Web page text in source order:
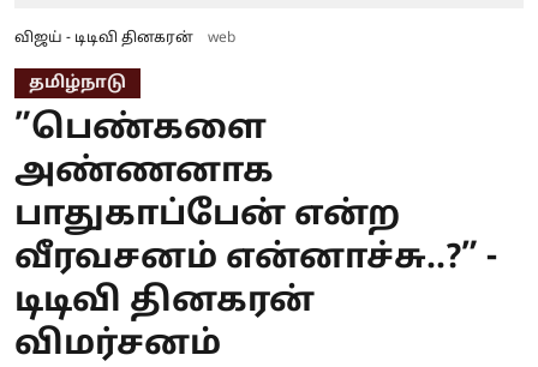
விஜய் - டிடிவி தினகரன் web
தமிழ்நாடு
”பெண்களை
அண்ணனாக
பாதுகாப்பேன் என்ற
வீரவசனம் என்னாச்சு..?” -
டிடிவி தினகரன்
விமர்சனம்